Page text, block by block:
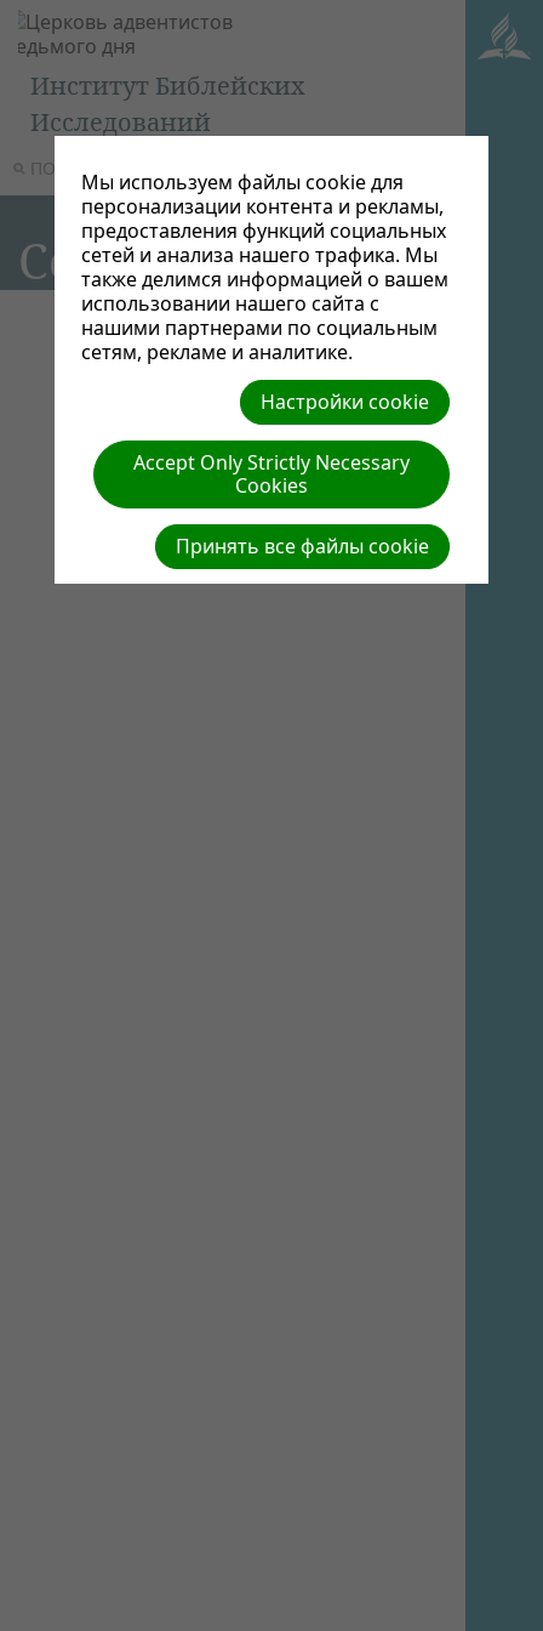
ПОИСК
Институт Библейских
Исследований
Ссылки
Мы используем файлы cookie для
персонализации контента и рекламы,
предоставления функций социальных
сетей и анализа нашего трафика. Мы
также делимся информацией о вашем
использовании нашего сайта с
нашими партнерами по социальным
сетям, рекламе и аналитике.
Настройки cookie
Accept Only Strictly Necessary
Cookies
Принять все файлы cookie